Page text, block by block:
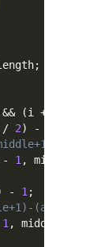
;
&& (i +
/ 2) -
- 1 , middle
- 1 ;
1 , middle